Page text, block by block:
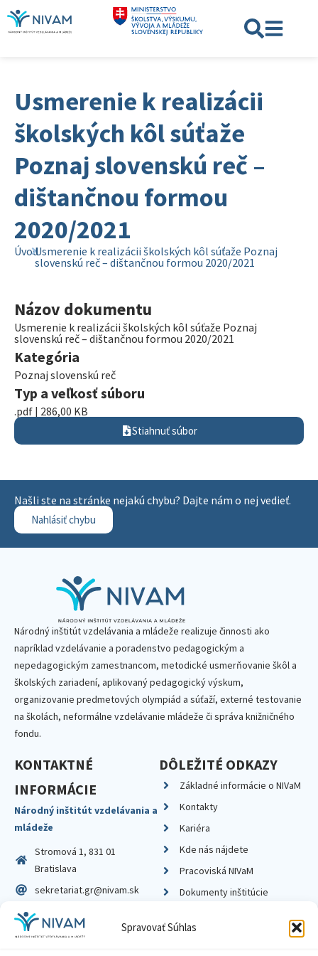
Spravovať Súhlas
Usmerenie k realizácii
školských kôl súťaže
Poznaj slovenskú reč –
dištančnou formou
2020/2021
ÚvodUsmerenie k realizácii školských kôl súťaže Poznaj
slovenskú reč – dištančnou formou 2020/2021
Názov dokumentu
Usmerenie k realizácii školských kôl súťaže Poznaj
slovenskú reč – dištančnou formou 2020/2021
Kategória
Poznaj slovenskú reč
Typ a veľkosť súboru
.pdf | 286,00 KB
Stiahnuť súbor
Našli ste na stránke nejakú chybu? Dajte nám o nej vedieť.
Nahlásiť chybu
Národný inštitút vzdelávania a mládeže realizuje činnosti ako
napríklad vzdelávanie a poradenstvo pedagogickým a
nepedagogickým zamestnancom, metodické usmerňovanie škôl a
školských zariadení, aplikovaný pedagogický výskum,
organizovanie predmetových olympiád a súťaží, externé testovanie
na školách, neformálne vzdelávanie mládeže či správa knižničného
fondu.
KONTAKTNÉ
INFORMÁCIE
Národný inštitút vzdelávania a
mládeže
Stromová 1, 831 01
Bratislava
sekretariat.gr@nivam.sk
IČO: 00164348
DIČ: 2020798714
DÔLEŽITÉ ODKAZY
Základné informácie o NIVaM
Kontakty
Kariéra
Kde nás nájdete
Pracoviská NIVaM
Dokumenty inštitúcie